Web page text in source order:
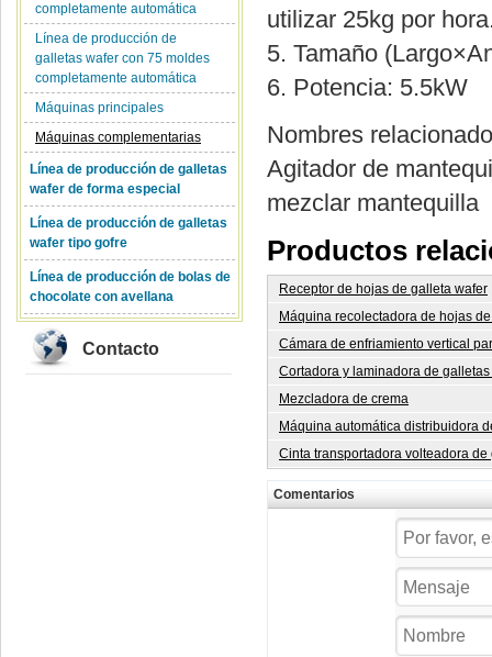
completamente automática
Línea de producción de
galletas wafer con 75 moldes
completamente automática
Máquinas principales
Máquinas complementarias
Línea de producción de galletas
wafer de forma especial
Línea de producción de galletas
wafer tipo gofre
Línea de producción de bolas de
chocolate con avellana
Contacto
utilizar 25kg por
5. Tamaño
6. Potencia: 5.5kW
Nombres
Agitador de
mezclar mantequilla
Productos
Receptor de hojas de galleta wafer
Máquina recolectadora de hojas
Cámara de enfriamiento vertical
Cortadora y laminadora de
Mezcladora de crema
Máquina automática distribuidora
Cinta transportadora volteadora
Comentarios